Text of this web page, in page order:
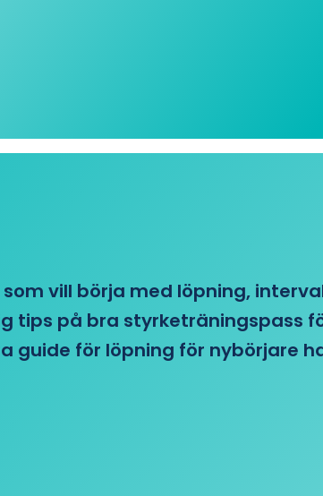
vill börja med löpning,
tips på bra styrketräningspass
guide för löpning för nybörjare